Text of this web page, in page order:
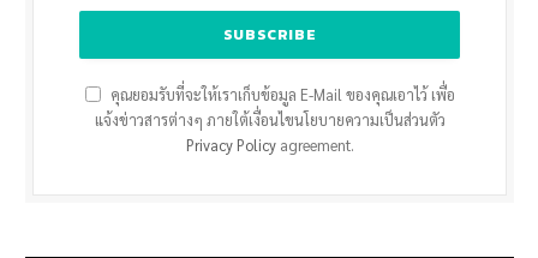
คุณยอมรับที่จะให้เราเก็บข้อมูล E-Mail ของคุณเอาไว้ เพื่อ
แจ้งข่าวสารต่างๆ ภายใต้เงื่อนไขนโยบายความเป็นส่วนตัว
Privacy Policyagreement.